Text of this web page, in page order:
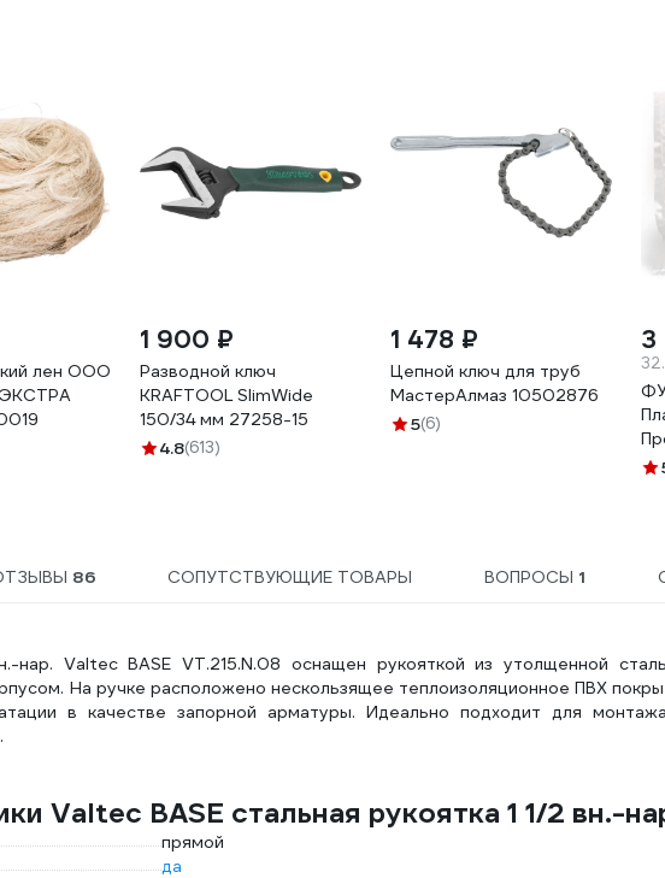
лен ООО
1 900 ₽
Разводной ключ
KRAFTOOL SlimWide
150/34 мм 27258-15
4.8(613)
1 478 ₽
Цепной ключ для труб
МастерАлмаз 10502876
5(6)
3
86 СОПУТСТВУЮЩИЕ ТОВАРЫ ВОПРОСЫ 1
нар. Valtec BASE VT.215.N.08 оснащен рукояткой из утолщенной
На ручке расположено нескользящее теплоизоляционное ПВХ
в качестве запорной арматуры. Идеально подходит для
Valtec BASE стальная рукоятка 1 1/2 вн.-
прямой
да